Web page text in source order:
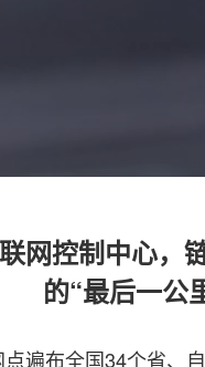
网控制中心，
的“最后一公
遍布全国34个省、